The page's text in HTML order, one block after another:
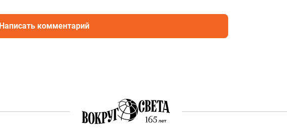
Написать комментарий